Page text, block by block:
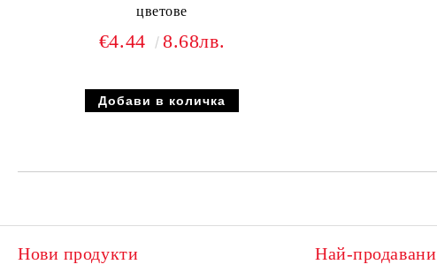
цветове
€4.44 8.68лв.
Нови продукти Най-продавани